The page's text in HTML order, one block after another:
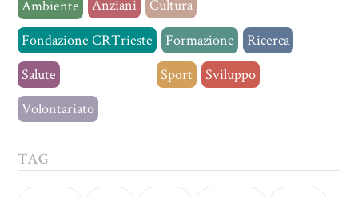
Ambiente Anziani
Cultura
Fondazione CRTrieste
Formazione
Ricerca
Salute
Sport
Sviluppo
Volontariato
TAG